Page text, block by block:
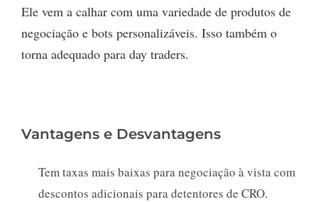
Ele vem a calhar com uma variedade de produtos de
negociação e bots personalizáveis. Isso também o
torna adequado para day traders.
Vantagens e Desvantagens
Tem taxas mais baixas para negociação à vista com
descontos adicionais para detentores de CRO.